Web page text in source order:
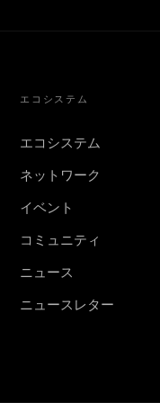
エコシステム
エコシステム
ネットワーク
イベント
コミュニティ
ニュース
ニュースレター